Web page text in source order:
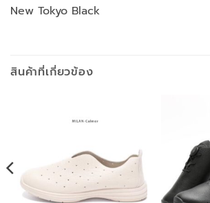
New Tokyo Black
สินค้าที่เกี่ยวข้อง